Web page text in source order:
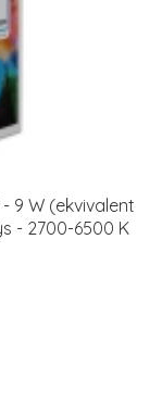
9 W (ekvivalent
- 2700-6500 K